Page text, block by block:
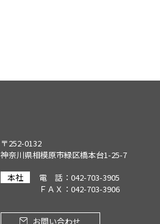
〒252-0132
神奈川県相模原市緑区橋本台1-25-7
本社
電 話：042-703-3905
ＦＡＸ：042-703-3906
お問い合わせ